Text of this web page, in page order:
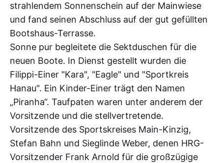
strahlendem Sonnenschein auf der Mainwiese
und fand seinen Abschluss auf der gut gefüllten
Bootshaus-Terrasse.
Sonne pur begleitete die Sektduschen für die
neuen Boote. In Dienst gestellt wurden die
Filippi-Einer "Kara", "Eagle" und "Sportkreis
Hanau". Ein Kinder-Einer trägt den Namen
„Piranha“. Taufpaten waren unter anderem der
Vorsitzende und die stellvertretende.
Vorsitzende des Sportskreises Main-Kinzig,
Stefan Bahn und Sieglinde Weber, denen HRG-
Vorsitzender Frank Arnold für die großzügige